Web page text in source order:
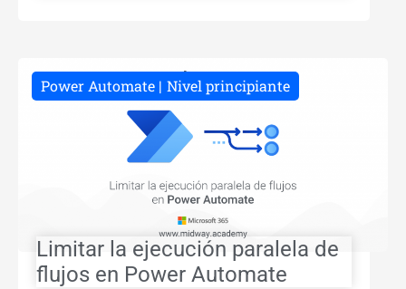
Power Automate Nivel principiante
Limitar la ejecución paralela de
flujos en Power Automate